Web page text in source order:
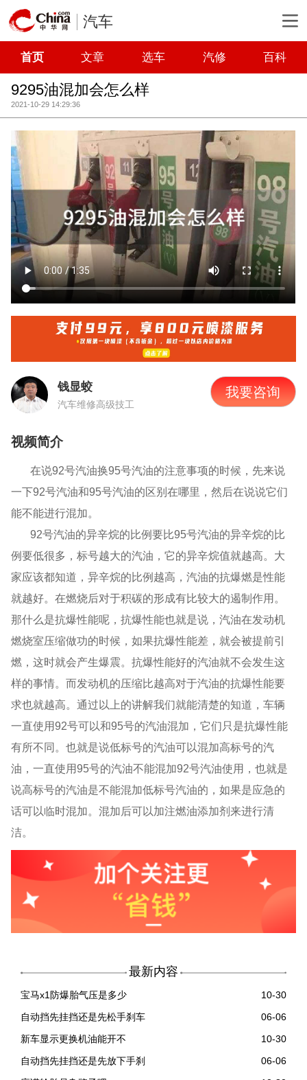
汽车
首页 文章 选车 汽修 百科
9295油混加会怎么样
2021-10-29 14:29:36
钱显蛟
汽车维修高级技工
我要咨询
视频简介
在说92号汽油换95号汽油的注意事项的时候，先来说
一下92号汽油和95号汽油的区别在哪里，然后在说说它们
能不能进行混加。
92号汽油的异辛烷的比例要比95号汽油的异辛烷的比
例要低很多，标号越大的汽油，它的异辛烷值就越高。大
家应该都知道，异辛烷的比例越高，汽油的抗爆燃是性能
就越好。在燃烧后对于积碳的形成有比较大的遏制作用。
那什么是抗爆性能呢，抗爆性能也就是说，汽油在发动机
燃烧室压缩做功的时候，如果抗爆性能差，就会被提前引
燃，这时就会产生爆震。抗爆性能好的汽油就不会发生这
样的事情。而发动机的压缩比越高对于汽油的抗爆性能要
求也就越高。通过以上的讲解我们就能清楚的知道，车辆
一直使用92号可以和95号的汽油混加，它们只是抗爆性能
有所不同。也就是说低标号的汽油可以混加高标号的汽
油，一直使用95号的汽油不能混加92号汽油使用，也就是
说高标号的汽油是不能混加低标号汽油的，如果是应急的
话可以临时混加。混加后可以加注燃油添加剂来进行清
洁。
最新内容
宝马x1防爆胎气压是多少
10-30
自动挡先挂挡还是先松手刹车
06-06
新车显示更换机油能开不
10-30
自动挡先挂挡还是先放下手刹
06-06